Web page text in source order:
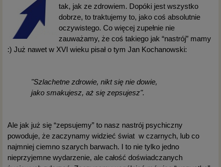
tak, jak ze zdrowiem. Dopóki jest wszystko
dobrze, to traktujemy to, jako coś absolutnie
oczywistego. Co więcej zupełnie nie
zauważamy, że coś takiego jak “nastrój” mamy
:) Już nawet w XVI wieku pisał o tym Jan Kochanowski:
"Szlachetne zdrowie, nikt się nie dowie,
jako smakujesz, aż się zepsujesz".
Ale jak już się “zepsujemy” to nasz nastrój psychiczny
powoduje, że zaczynamy widzieć świat w czarnych, lub co
najmniej ciemno szarych barwach. I to nie tylko jedno
nieprzyjemne wydarzenie, ale całość doświadczanych